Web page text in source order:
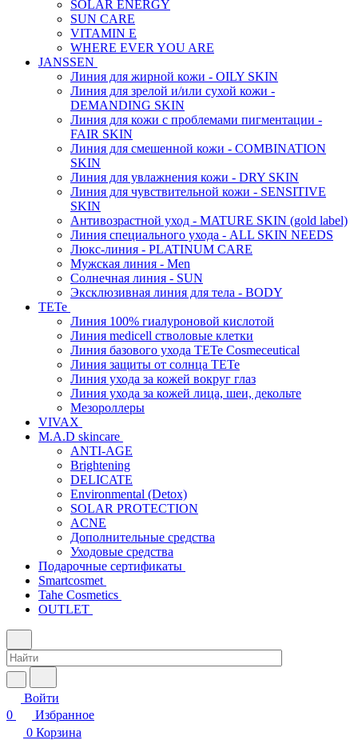
SOLAR ENERGY
SUN CARE
VITAMIN E
WHERE EVER YOU ARE
JANSSEN
Линия для жирной кожи - OILY SKIN
Линия для зрелой и/или сухой кожи -
DEMANDING SKIN
Линия для кожи с проблемами пигментации -
FAIR SKIN
Линия для смешенной кожи - COMBINATION
SKIN
Линия для увлажнения кожи - DRY SKIN
Линия для чувствительной кожи - SENSITIVE
SKIN
Антивозрастной уход - MATURE SKIN (gold label)
Линия специального ухода - ALL SKIN NEEDS
Люкс-линия - PLATINUM CARE
Мужская линия - Men
Солнечная линия - SUN
Эксклюзивная линия для тела - BODY
TETe
Линия 100% гиалуроновой кислотой
Линия medicell стволовые клетки
Линия базового ухода TETe Cosmeceutical
Линия защиты от солнца TETe
Линия ухода за кожей вокруг глаз
Линия ухода за кожей лица, шеи, декольте
Мезороллеры
VIVAX
M.A.D skincare
ANTI-AGE
Brightening
DELICATE
Environmental (Detox)
SOLAR PROTECTION
АCNE
Дополнительные средства
Уходовые средства
Подарочные сертификаты
Smartcosmet
Tahe Cosmetics
OUTLET
Войти
0
Избранное
0 Корзина